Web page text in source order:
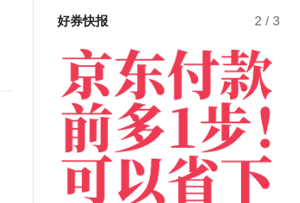
好券快报 3 / 3